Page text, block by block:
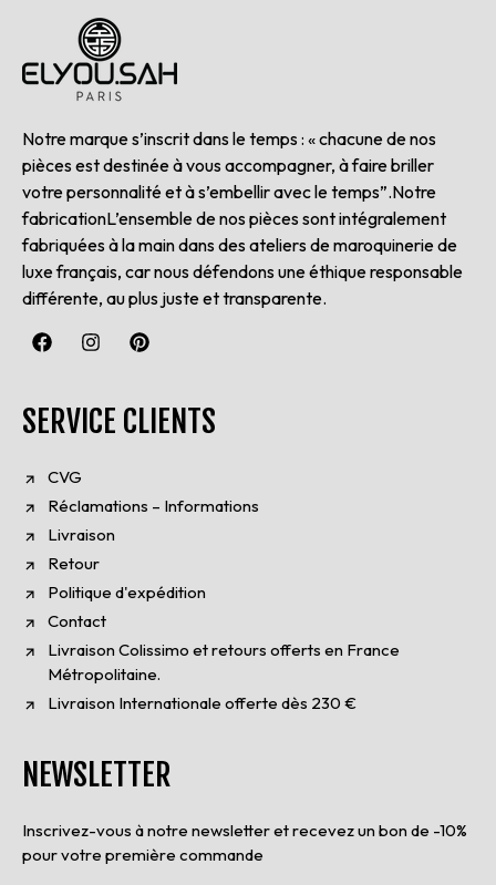
Notre marque s’inscrit dans le temps : « chacune de nos
pièces est destinée à vous accompagner, à faire briller
votre personnalité et à s’embellir avec le temps”.Notre
fabricationL’ensemble de nos pièces sont intégralement
fabriquées à la main dans des ateliers de maroquinerie de
luxe français, car nous défendons une éthique responsable
différente, au plus juste et transparente.
SERVICE CLIENTS
CVG
Réclamations – Informations
Livraison
Retour
Politique d'expédition
Contact
Livraison Colissimo et retours offerts en France
Métropolitaine.
Livraison Internationale offerte dès 230 €
NEWSLETTER
Inscrivez-vous à notre newsletter et recevez un bon de -10%
pour votre première commande